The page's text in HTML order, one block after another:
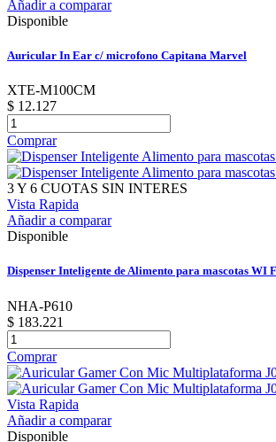
Añadir a comparar
Disponible
Auricular In Ear c/ microfono Capitana Marvel
XTE-M100CM
$ 12.127
Comprar
3 Y 6 CUOTAS SIN INTERES
Vista Rapida
Añadir a comparar
Disponible
Dispenser Inteligente de Alimento para mascotas WI
NHA-P610
$ 183.221
Comprar
Vista Rapida
Añadir a comparar
Disponible